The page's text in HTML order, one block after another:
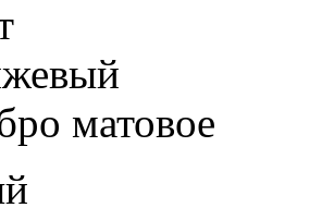
матовое